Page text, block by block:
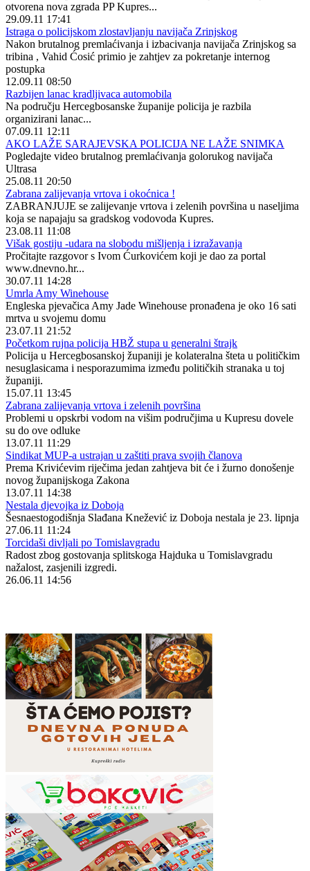
otvorena nova zgrada PP Kupres...
29.09.11 17:41
Istraga o policijskom zlostavljanju navijača Zrinjskog
Nakon brutalnog premlaćivanja i izbacivanja navijača Zrinjskog sa
tribina , Vahid Ćosić primio je zahtjev za pokretanje internog
postupka
12.09.11 08:50
Razbijen lanac kradljivaca automobila
Na području Hercegbosanske županije policija je razbila
organizirani lanac...
07.09.11 12:11
AKO LAŽE SARAJEVSKA POLICIJA NE LAŽE SNIMKA
Pogledajte video brutalnog premlaćivanja golorukog navijača
Ultrasa
25.08.11 20:50
Zabrana zalijevanja vrtova i okoćnica !
ZABRANJUJE se zalijevanje vrtova i zelenih površina u naseljima
koja se napajaju sa gradskog vodovoda Kupres.
23.08.11 11:08
Višak gostiju -udara na slobodu mišljenja i izražavanja
Pročitajte razgovor s Ivom Ćurkovićem koji je dao za portal
www.dnevno.hr...
30.07.11 14:28
Umrla Amy Winehouse
Engleska pjevačica Amy Jade Winehouse pronađena je oko 16 sati
mrtva u svojemu domu
23.07.11 21:52
Početkom rujna policija HBŽ stupa u generalni štrajk
Policija u Hercegbosanskoj županiji je kolateralna šteta u političkim
nesuglasicama i nesporazumima između političkih stranaka u toj
županiji.
15.07.11 13:45
Zabrana zalijevanja vrtova i zelenih površina
Problemi u opskrbi vodom na višim područjima u Kupresu dovele
su do ove odluke
13.07.11 11:29
Sindikat MUP-a ustrajan u zaštiti prava svojih članova
Prema Krivićevim riječima jedan zahtjeva bit će i žurno donošenje
novog županijskoga Zakona
13.07.11 14:38
Nestala djevojka iz Doboja
Šesnaestogodišnja Slađana Knežević iz Doboja nestala je 23. lipnja
27.06.11 11:24
Torcidaši divljali po Tomislavgradu
Radost zbog gostovanja splitskoga Hajduka u Tomislavgradu
nažalost, zasjenili izgredi.
26.06.11 14:56